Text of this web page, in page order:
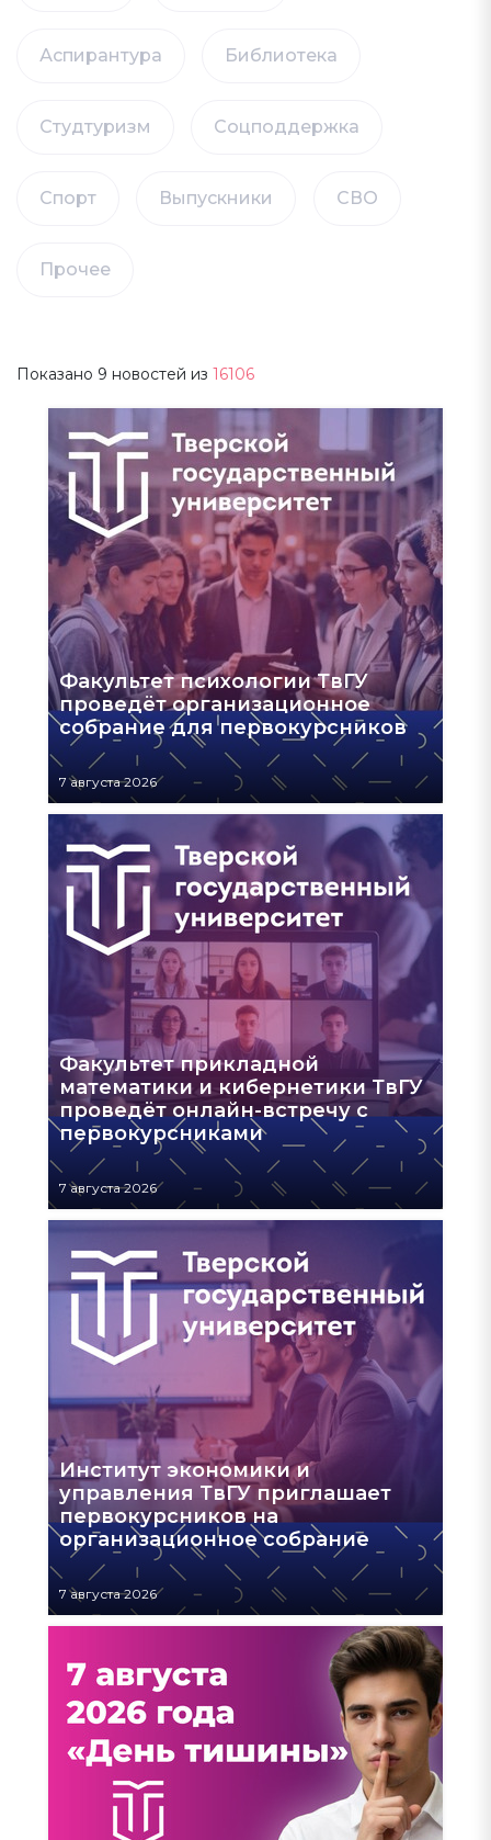
Аспирантура Библиотека
Студтуризм Соцподдержка
Спорт Выпускники СВО
Прочее
Показано 9 новостей из 16106
Факультет психологии ТвГУ
проведёт организационное
собрание для первокурсников
7 августа 2026
Факультет прикладной
математики и кибернетики ТвГУ
проведёт онлайн-встречу с
первокурсниками
7 августа 2026
Институт экономики и
управления ТвГУ приглашает
первокурсников на
организационное собрание
7 августа 2026